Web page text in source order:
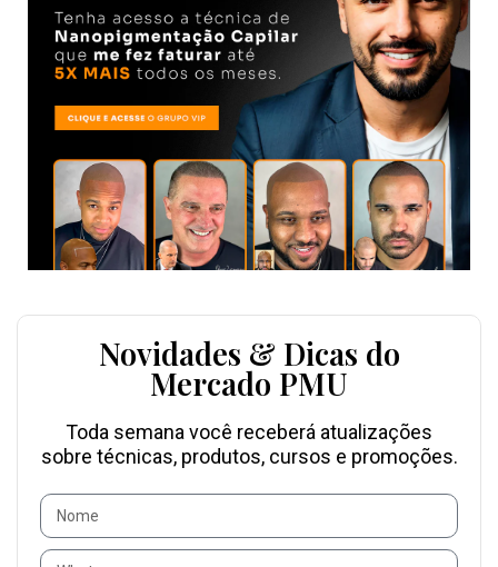
Novidades & Dicas do
Mercado PMU
Toda semana você receberá atualizações
sobre técnicas, produtos, cursos e promoções.